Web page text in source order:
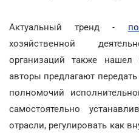
Актуальный тренд -
хозяйственной
организаций также нашел
авторы предлагают
полномочий
самостоятельно
отрасли, регулировать как